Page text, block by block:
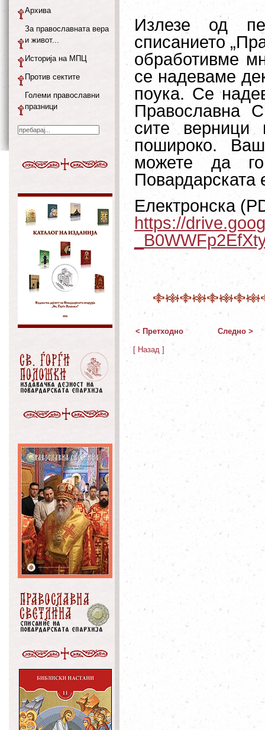
Излезе од
списанието
обработивме
се надеваме
поука. Се
Православна
сите верници
пошироко.
можете да
Повардарската
Електронска
https://
< Претходно Следно >
[ Назад ]
Архива
За православната вера
и живот...
Историја на МПЦ
Против сектите
Големи православни
празници